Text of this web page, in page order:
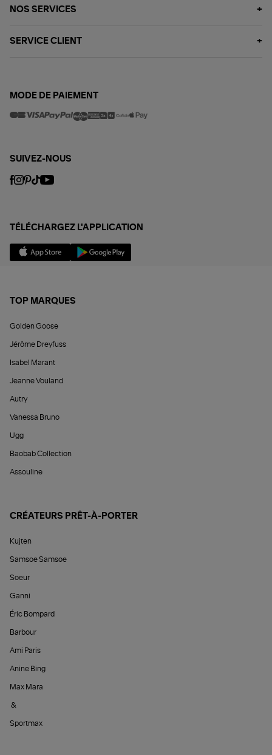
NOS SERVICES
SERVICE CLIENT
MODE DE PAIEMENT
SUIVEZ-NOUS
TÉLÉCHARGEZ L'APPLICATION
TOP MARQUES
Golden Goose
Jérôme Dreyfuss
Isabel Marant
Jeanne Vouland
Autry
Vanessa Bruno
Ugg
Baobab Collection
Assouline
CRÉATEURS PRÊT-À-PORTER
Kujten
Samsoe Samsoe
Soeur
Ganni
Éric Bompard
Barbour
Ami Paris
Anine Bing
Max Mara
&
Sportmax